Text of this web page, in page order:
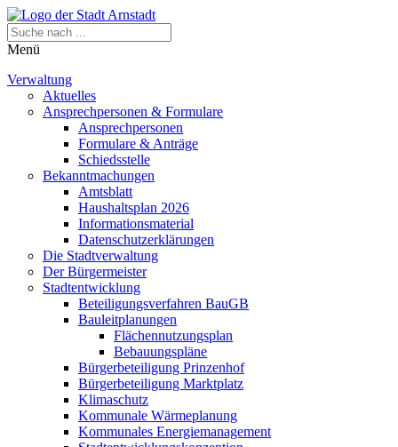
Menü
Verwaltung
Aktuelles
Ansprechpersonen & Formulare
Ansprechpersonen
Formulare & Anträge
Schiedsstelle
Bekanntmachungen
Amtsblatt
Haushaltsplan 2026
Informationsmaterial
Datenschutzerklärungen
Die Stadtverwaltung
Der Bürgermeister
Stadtentwicklung
Beteiligungsverfahren BauGB
Bauleitplanungen
Flächennutzungsplan
Bebauungspläne
Bürgerbeteiligung Prinzenhof
Bürgerbeteiligung Marktplatz
Klimaschutz
Kommunale Wärmeplanung
Kommunales Energiemanagement